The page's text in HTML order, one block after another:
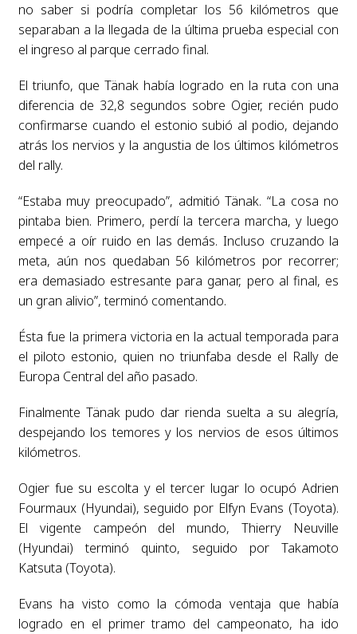
no saber si podría completar los 56 kilómetros que
separaban a la llegada de la última prueba especial con
el ingreso al parque cerrado final.
El triunfo, que Tänak había logrado en la ruta con una
diferencia de 32,8 segundos sobre Ogier, recién pudo
confirmarse cuando el estonio subió al podio, dejando
atrás los nervios y la angustia de los últimos kilómetros
del rally.
“Estaba muy preocupado”, admitió Tänak. “La cosa no
pintaba bien. Primero, perdí la tercera marcha, y luego
empecé a oír ruido en las demás. Incluso cruzando la
meta, aún nos quedaban 56 kilómetros por recorrer;
era demasiado estresante para ganar, pero al final, es
un gran alivio”, terminó comentando.
Ésta fue la primera victoria en la actual temporada para
el piloto estonio, quien no triunfaba desde el Rally de
Europa Central del año pasado.
Finalmente Tänak pudo dar rienda suelta a su alegría,
despejando los temores y los nervios de esos últimos
kilómetros.
Ogier fue su escolta y el tercer lugar lo ocupó Adrien
Fourmaux (Hyundai), seguido por Elfyn Evans (Toyota).
El vigente campeón del mundo, Thierry Neuville
(Hyundai) terminó quinto, seguido por Takamoto
Katsuta (Toyota).
Evans ha visto como la cómoda ventaja que había
logrado en el primer tramo del campeonato, ha ido